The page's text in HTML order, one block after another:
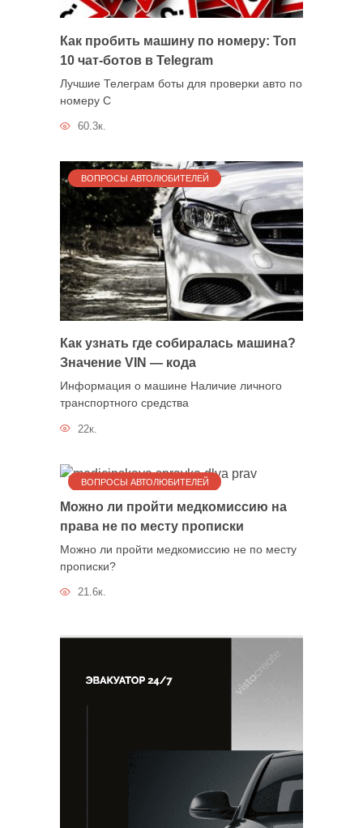
Как пробить машину по номеру: Топ
10 чат-ботов в Telegram
Лучшие Телеграм боты для проверки авто по
номеру С
60.3к.
ВОПРОСЫ АВТОЛЮБИТЕЛЕЙ
Как узнать где собиралась машина?
Значение VIN — кода
Информация о машине Наличие личного
транспортного средства
22к.
ВОПРОСЫ АВТОЛЮБИТЕЛЕЙ
Можно ли пройти медкомиссию на
права не по месту прописки
Можно ли пройти медкомиссию не по месту
прописки?
21.6к.